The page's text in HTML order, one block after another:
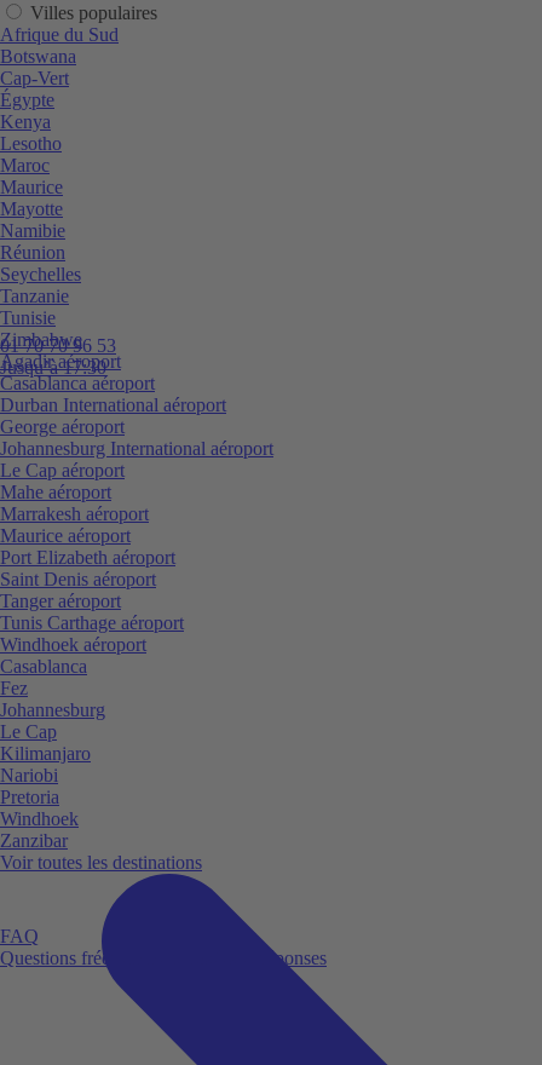
01 70 70 96 53
Jusqu’à 17:30
FAQ
Questions fréquemment posées et réponses
Villes populaires
Afrique du Sud
Botswana
Cap-Vert
Égypte
Kenya
Lesotho
Maroc
Maurice
Mayotte
Namibie
Réunion
Seychelles
Tanzanie
Tunisie
Zimbabwe
Agadir aéroport
Casablanca aéroport
Durban International aéroport
George aéroport
Johannesburg International aéroport
Le Cap aéroport
Mahe aéroport
Marrakesh aéroport
Maurice aéroport
Port Elizabeth aéroport
Saint Denis aéroport
Tanger aéroport
Tunis Carthage aéroport
Windhoek aéroport
Casablanca
Fez
Johannesburg
Le Cap
Kilimanjaro
Nariobi
Pretoria
Windhoek
Zanzibar
Voir toutes les destinations